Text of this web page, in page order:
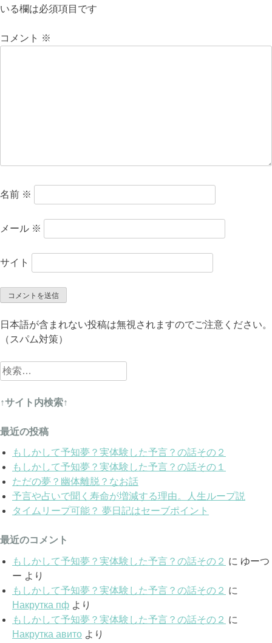
ゲ
ー
いる欄は必須項目です
コメント ※
名前 ※
メール ※
サイト
日本語が含まれない投稿は無視されますのでご注意ください。
（スパム対策）
検
索:
↑サイト内検索↑
最近の投稿
もしかして予知夢？実体験した予言？の話その２
もしかして予知夢？実体験した予言？の話その１
ただの夢？幽体離脱？なお話
予言や占いで聞く寿命が増減する理由。人生ループ説
タイムリープ可能？ 夢日記はセーブポイント
最近のコメント
もしかして予知夢？実体験した予言？の話その２ に ゆーつ
ー より
もしかして予知夢？実体験した予言？の話その２ に
Накрутка пф より
もしかして予知夢？実体験した予言？の話その２ に
Накрутка авито より